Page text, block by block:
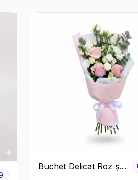
Buchet Delicat Roz și